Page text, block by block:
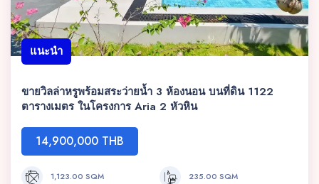
แนะนำ
ขายวิลล่าหรูพร้อมสระว่ายน้ำ 3 ห้องนอน บนที่ดิน 1122
ตารางเมตร ในโครงการ Aria 2 หัวหิน
14,900,000 THB
1,123.00 SQM 235.00 SQM